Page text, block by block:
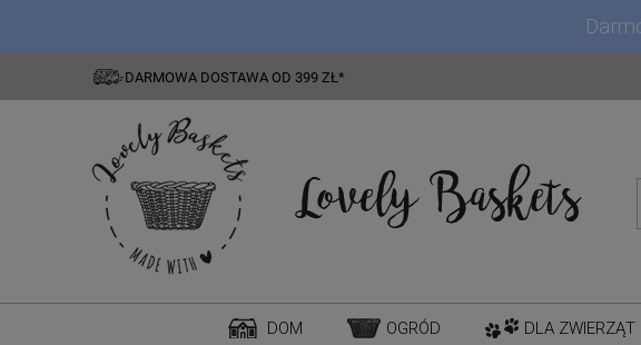
DARMOWA DOSTAWA OD 399 ZŁ*
DOM OGRÓD DLA ZWIERZĄT